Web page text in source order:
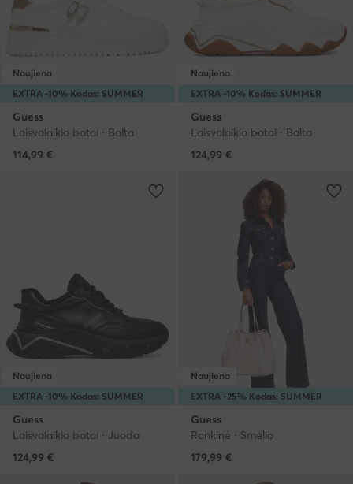
EXTRA -10% Kodas: SUMMER
Naujiena
Guess
Laisvalaikio batai · Balta
114,99 €
EXTRA -10% Kodas: SUMMER
Naujiena
Guess
Laisvalaikio batai · Balta
124,99 €
EXTRA -10% Kodas: SUMMER
Naujiena
Guess
Laisvalaikio batai · Juoda
124,99 €
EXTRA -25% Kodas: SUMMER
Naujiena
Guess
Rankinė · Smėlio
179,99 €